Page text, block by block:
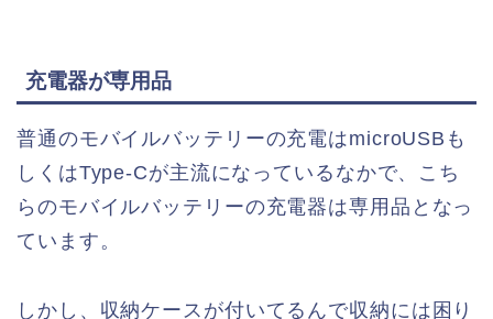
充電器が専用品
普通のモバイルバッテリーの充電はmicroUSBも
しくはType-Cが主流になっているなかで、こち
らのモバイルバッテリーの充電器は専用品となっ
ています。
しかし、収納ケースが付いてるんで収納には困り